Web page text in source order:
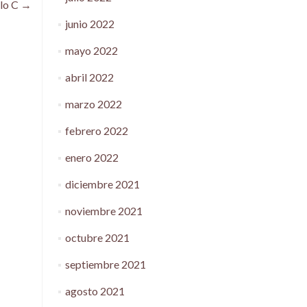
C →
junio 2022
mayo 2022
abril 2022
marzo 2022
febrero 2022
enero 2022
diciembre 2021
noviembre 2021
octubre 2021
septiembre 2021
agosto 2021